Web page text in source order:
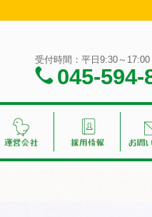
受付時間：平日9:30～17:00
045-594-